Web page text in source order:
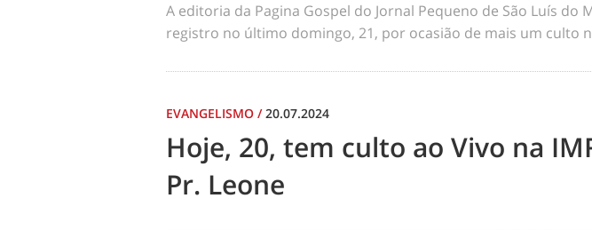
A editoria da Pagina Gospel do Jornal Pequeno de São Luís do
registro no último domingo, 21, por ocasião de mais um culto
EVANGELISMO /20.07.2024
Hoje, 20, tem culto ao Vivo na
Pr. Leone